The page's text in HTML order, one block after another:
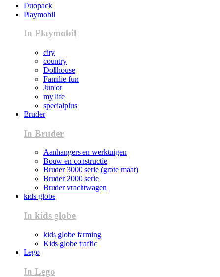
Duopack
Playmobil
In Playmobil
city
country
Dollhouse
Familie fun
Junior
my life
specialplus
Bruder
In Bruder
Aanhangers en werktuigen
Bouw en constructie
Bruder 3000 serie (grote maat)
Bruder 2000 serie
Bruder vrachtwagen
kids globe
In kids globe
kids globe farming
Kids globe traffic
Lego
In Lego